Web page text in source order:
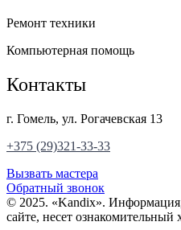
Ремонт техники
Компьютерная помощь
Контакты
г. Гомель, ул. Рогачевская 13
+375 (29)321-33-33
Вызвать мастера
Обратный звонок
© 2025. «Kandix».
сайте, несет ознакомительный